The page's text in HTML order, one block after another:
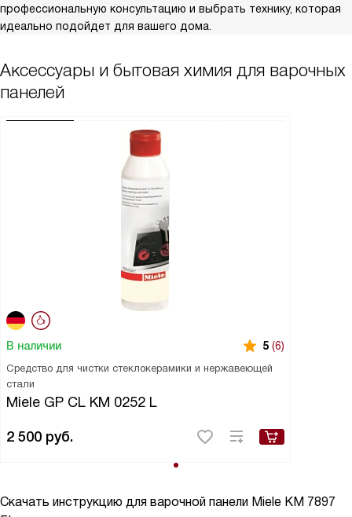
профессиональную консультацию и выбрать технику, которая
идеально подойдет для вашего дома.
Аксессуары и бытовая химия для варочных
панелей
В наличии 5 (6)
Средство для чистки стеклокерамики и нержавеющей
стали
Miele GP CL KM 0252 L
2 500 руб.
Скачать инструкцию для варочной панели Miele KM 7897